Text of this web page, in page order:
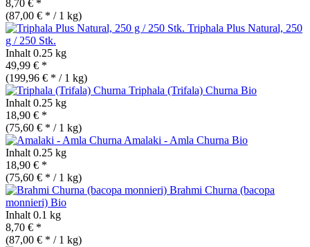
8,70 € *
(87,00 € * / 1 kg)
Triphala Plus Natural, 250
g / 250 Stk.
Inhalt 0.25 kg
49,99 € *
(199,96 € * / 1 kg)
Triphala (Trifala) Churna Bio
Inhalt 0.25 kg
18,90 € *
(75,60 € * / 1 kg)
Amalaki - Amla Churna Bio
Inhalt 0.25 kg
18,90 € *
(75,60 € * / 1 kg)
Brahmi Churna (bacopa
monnieri) Bio
Inhalt 0.1 kg
8,70 € *
(87,00 € * / 1 kg)